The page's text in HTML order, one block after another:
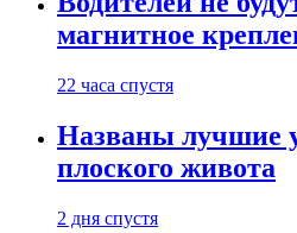
магнитное
22 часа спустя
Названы лучшие
плоского живота
2 дня спустя